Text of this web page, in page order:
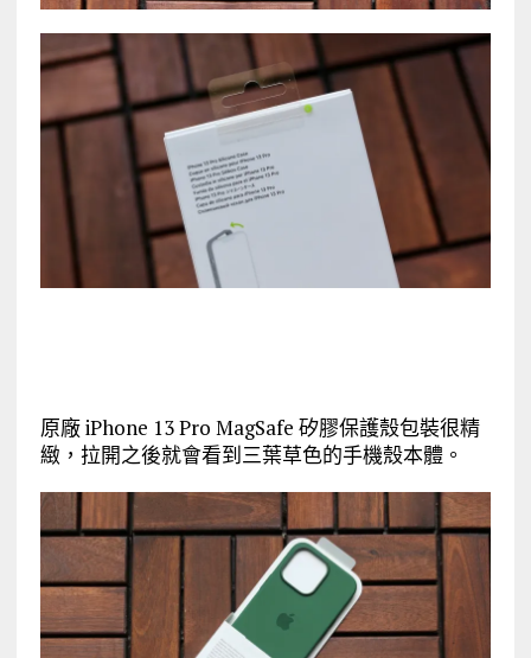
原廠 iPhone 13 Pro MagSafe 矽膠保護殼包裝很精
緻，拉開之後就會看到三葉草色的手機殼本體。